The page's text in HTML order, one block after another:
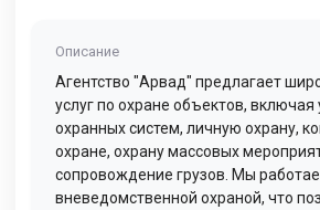
Описание
Агентство "Арвад" предлагает
услуг по охране объектов, включая
охранных систем, личную охрану,
охране, охрану массовых
сопровождение грузов. Мы
вневедомственной охраной, что